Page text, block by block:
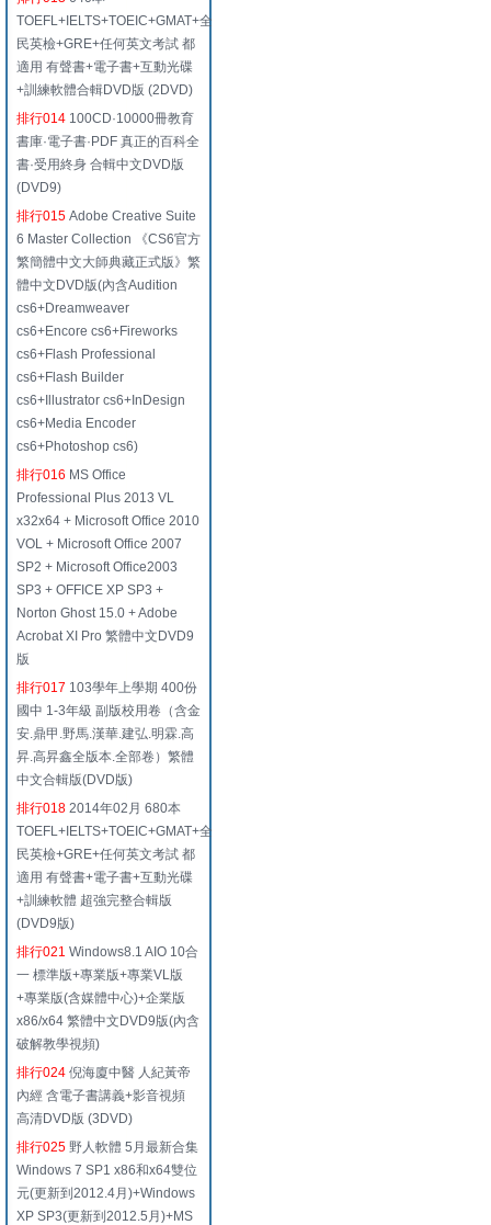
TOEFL+IELTS+TOEIC+GMAT+全
民英檢+GRE+任何英文考試 都
適用 有聲書+電子書+互動光碟
+訓練軟體合輯DVD版 (2DVD)
排行014 100CD·10000冊教育
書庫·電子書·PDF 真正的百科全
書·受用終身 合輯中文DVD版
(DVD9)
排行015 Adobe Creative Suite
6 Master Collection 《CS6官方
繁簡體中文大師典藏正式版》繁
體中文DVD版(內含Audition
cs6+Dreamweaver
cs6+Encore cs6+Fireworks
cs6+Flash Professional
cs6+Flash Builder
cs6+Illustrator cs6+InDesign
cs6+Media Encoder
cs6+Photoshop cs6)
排行016 MS Office
Professional Plus 2013 VL
x32x64 + Microsoft Office 2010
VOL + Microsoft Office 2007
SP2 + Microsoft Office2003
SP3 + OFFICE XP SP3 +
Norton Ghost 15.0 + Adobe
Acrobat XI Pro 繁體中文DVD9
版
排行017 103學年上學期 400份
國中 1-3年級 副版校用卷（含金
安.鼎甲.野馬.漢華.建弘.明霖.高
昇.高昇鑫全版本.全部卷）繁體
中文合輯版(DVD版)
排行018 2014年02月 680本
TOEFL+IELTS+TOEIC+GMAT+全
民英檢+GRE+任何英文考試 都
適用 有聲書+電子書+互動光碟
+訓練軟體 超強完整合輯版
(DVD9版)
排行021 Windows8.1 AIO 10合
一 標準版+專業版+專業VL版
+專業版(含媒體中心)+企業版
x86/x64 繁體中文DVD9版(內含
破解教學視頻)
排行024 倪海廈中醫 人紀黃帝
內經 含電子書講義+影音視頻
高清DVD版 (3DVD)
排行025 野人軟體 5月最新合集
Windows 7 SP1 x86和x64雙位
元(更新到2012.4月)+Windows
XP SP3(更新到2012.5月)+MS